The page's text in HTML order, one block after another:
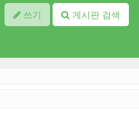
쓰기 게시판 검색